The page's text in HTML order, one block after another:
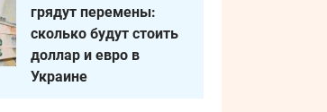
грядут перемены:
сколько будут стоить
доллар и евро в
Украине